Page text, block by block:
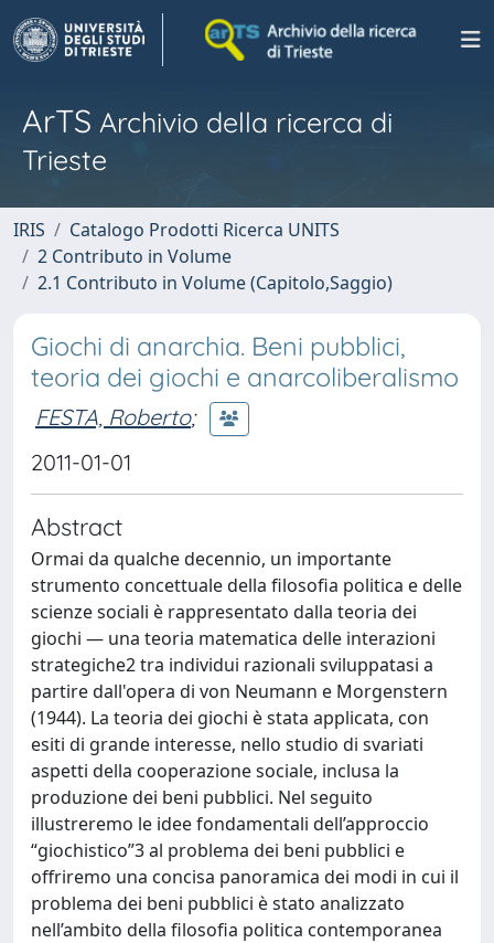
ArTS Archivio della ricerca di
Trieste
IRIS
Catalogo Prodotti Ricerca UNITS
2 Contributo in Volume
2.1 Contributo in Volume (Capitolo,Saggio)
Giochi di anarchia. Beni pubblici,
teoria dei giochi e anarcoliberalismo
FESTA, Roberto;
2011-01-01
Abstract
Ormai da qualche decennio, un importante
strumento concettuale della filosofia politica e delle
scienze sociali è rappresentato dalla teoria dei
giochi — una teoria matematica delle interazioni
strategiche2 tra individui razionali sviluppatasi a
partire dall'opera di von Neumann e Morgenstern
(1944). La teoria dei giochi è stata applicata, con
esiti di grande interesse, nello studio di svariati
aspetti della cooperazione sociale, inclusa la
produzione dei beni pubblici. Nel seguito
illustreremo le idee fondamentali dell’approccio
“giochistico”3 al problema dei beni pubblici e
offriremo una concisa panoramica dei modi in cui il
problema dei beni pubblici è stato analizzato
nell’ambito della filosofia politica contemporanea